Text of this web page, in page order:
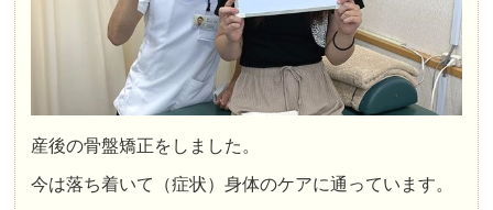
産後の骨盤矯正をしました。
今は落ち着いて（症状）身体のケアに通っています。